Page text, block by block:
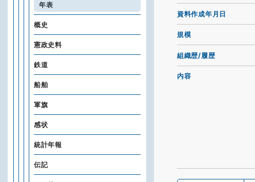
資料作成年月日
規模
組織歴/履歴
内容
年表
概史
憲政史料
鉄道
船舶
軍旗
感状
統計年報
伝記